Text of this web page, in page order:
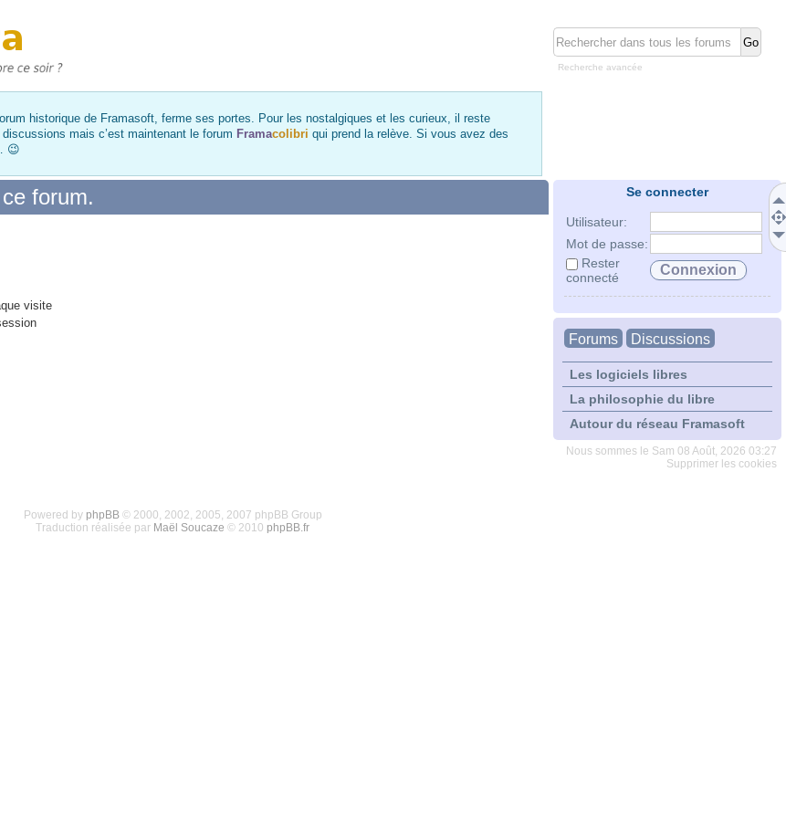
Recherche avancée
historique de Framasoft, ferme ses portes. Pour les nostalgiques et les curieux, il reste
mais c’est maintenant le forum Framacolibri qui prend la relève. Si vous avez des
😉
Se connecter
Utilisateur:
Mot de passe:
Rester
connecté
Forums Discussions
Les logiciels libres
La philosophie du libre
Autour du réseau Framasoft
Nous sommes le Sam 08 Août, 2026 03:27
Supprimer les cookies
forum.
visite
Powered by phpBB© 2000, 2002, 2005, 2007 phpBB Group
Traduction réalisée par Maël Soucaze © 2010 phpBB.fr